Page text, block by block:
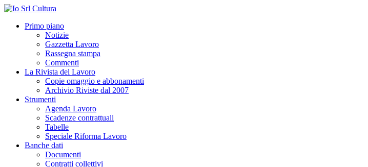
Primo piano
Notizie
Gazzetta Lavoro
Rassegna stampa
Commenti
La Rivista del Lavoro
Copie omaggio e abbonamenti
Archivio Riviste dal 2007
Strumenti
Agenda Lavoro
Scadenze contrattuali
Tabelle
Speciale Riforma Lavoro
Banche dati
Documenti
Contratti collettivi